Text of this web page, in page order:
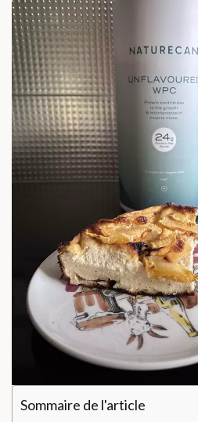
Sommaire de l'article